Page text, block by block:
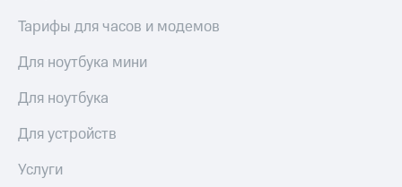
акционера
Акционерный
капитал
и
Рынок
Тарифы для часов и модемов
Для ноутбука мини
Для ноутбука
Для устройств
Услуги